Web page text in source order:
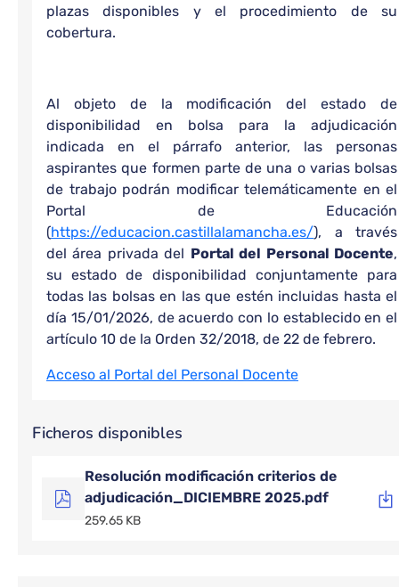
plazas disponibles y el procedimiento de su
cobertura.
Al objeto de la modificación del estado de
disponibilidad en bolsa para la adjudicación
indicada en el párrafo anterior, las personas
aspirantes que formen parte de una o varias bolsas
de trabajo podrán modificar telemáticamente en el
Portal de Educación
(https://educacion.castillalamancha.es/), a través
del área privada del Portal del Personal Docente,
su estado de disponibilidad conjuntamente para
todas las bolsas en las que estén incluidas hasta el
día 15/01/2026, de acuerdo con lo establecido en el
artículo 10 de la Orden 32/2018, de 22 de febrero.
Acceso al Portal del Personal Docente
Ficheros disponibles
Resolución modificación criterios de
adjudicación_DICIEMBRE 2025.pdf
259.65 KB